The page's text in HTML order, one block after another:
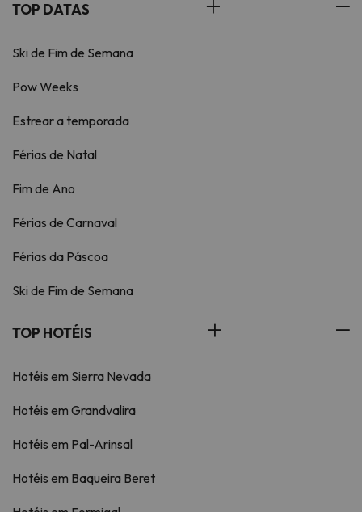
TOP DATAS
Ski de Fim de Semana
Pow Weeks
Estrear a temporada
Férias de Natal
Fim de Ano
Férias de Carnaval
Férias da Páscoa
Ski de Fim de Semana
TOP HOTÉIS
Hotéis em Sierra Nevada
Hotéis em Grandvalira
Hotéis em Pal-Arinsal
Hotéis em Baqueira Beret